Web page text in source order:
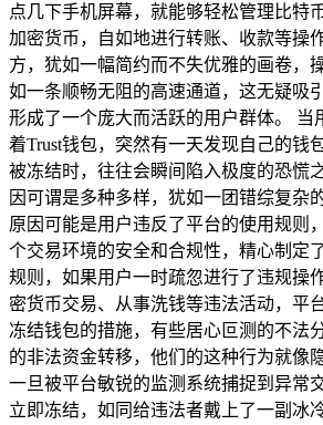
点几下手机屏幕，就能够轻松管理比特
加密货币，自如地进行转账、收款等操
方，犹如一幅简约而不失优雅的画卷，
如一条顺畅无阻的高速通道，这无疑吸
形成了一个庞大而活跃的用户群体。 当
着Trust钱包，突然有一天发现自己的钱
被冻结时，往往会瞬间陷入极度的恐慌
因可谓是多种多样，犹如一团错综复杂
原因可能是用户违反了平台的使用规则
个交易环境的安全和合规性，精心制定
规则，如果用户一时疏忽进行了违规操
密货币交易、从事洗钱等违法活动，平
冻结钱包的措施，有些居心叵测的不法
的非法资金转移，他们的这种行为就像
一旦被平台敏锐的监测系统捕捉到异常
立即冻结，如同给违法者戴上了一副冰